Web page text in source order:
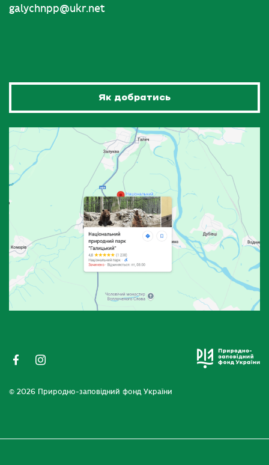
galychnpp@ukr.net
Як добратись
© 2026 Природно-заповідний фонд України